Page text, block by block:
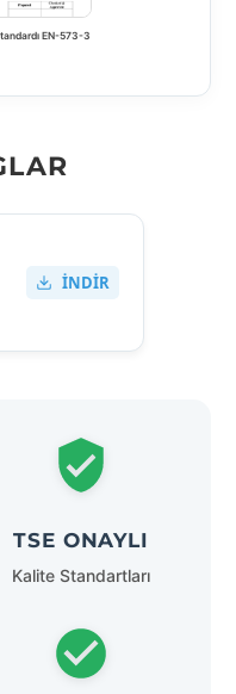
EN-573-3
İNDIR
TSE ONAYLI
Kalite Standartları